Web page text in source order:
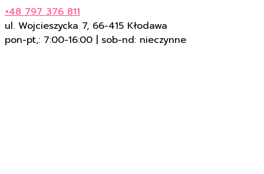
+48 797 376 811
ul. Wojcieszycka 7, 66-415 Kłodawa
pon-pt,: 7:00-16:00 | sob-nd: nieczynne